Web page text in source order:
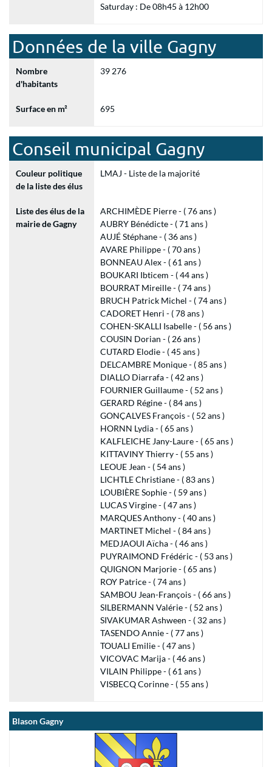
Saturday : De 08h45 à 12h00
Données de la ville Gagny
Nombre
d'habitants
39 276
Surface en m² 695
Conseil municipal Gagny
Couleur politique
de la liste des élus
LMAJ - Liste de la majorité
Liste des élus de la
mairie de Gagny
ARCHIMÈDE Pierre - ( 76 ans )
AUBRY Bénédicte - ( 71 ans )
AUJÉ Stéphane - ( 36 ans )
AVARE Philippe - ( 70 ans )
BONNEAU Alex - ( 61 ans )
BOUKARI Ibticem - ( 44 ans )
BOURRAT Mireille - ( 74 ans )
BRUCH Patrick Michel - ( 74 ans )
CADORET Henri - ( 78 ans )
COHEN-SKALLI Isabelle - ( 56 ans )
COUSIN Dorian - ( 26 ans )
CUTARD Elodie - ( 45 ans )
DELCAMBRE Monique - ( 85 ans )
DIALLO Diarrafa - ( 42 ans )
FOURNIER Guillaume - ( 52 ans )
GERARD Régine - ( 84 ans )
GONÇALVES François - ( 52 ans )
HORNN Lydia - ( 65 ans )
KALFLEICHE Jany-Laure - ( 65 ans )
KITTAVINY Thierry - ( 55 ans )
LEOUE Jean - ( 54 ans )
LICHTLE Christiane - ( 83 ans )
LOUBIÈRE Sophie - ( 59 ans )
LUCAS Virgine - ( 47 ans )
MARQUES Anthony - ( 40 ans )
MARTINET Michel - ( 84 ans )
MEDJAOUI Aïcha - ( 46 ans )
PUYRAIMOND Frédéric - ( 53 ans )
QUIGNON Marjorie - ( 65 ans )
ROY Patrice - ( 74 ans )
SAMBOU Jean-François - ( 66 ans )
SILBERMANN Valérie - ( 52 ans )
SIVAKUMAR Ashween - ( 32 ans )
TASENDO Annie - ( 77 ans )
TOUALI Emilie - ( 47 ans )
VICOVAC Marija - ( 46 ans )
VILAIN Philippe - ( 61 ans )
VISBECQ Corinne - ( 55 ans )
Blason Gagny